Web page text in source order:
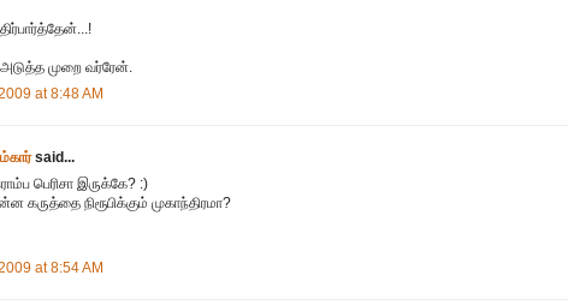
முறை வர்ரேன்.
at 8:48 AM
said...
பெரிசா இருக்கே? :)
கருத்தை நிரூபிக்கும் முகாந்திரமா?
at 8:54 AM